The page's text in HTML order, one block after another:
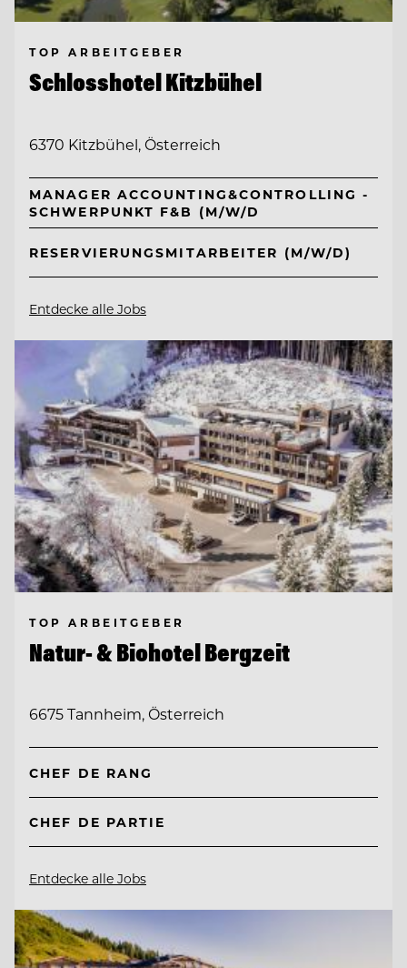
TOP ARBEITGEBER
Schlosshotel Kitzbühel
6370 Kitzbühel, Österreich
MANAGER ACCOUNTING&CONTROLLING -
SCHWERPUNKT F&B (M/W/D
RESERVIERUNGSMITARBEITER (M/W/D)
Entdecke alle Jobs
TOP ARBEITGEBER
Natur- & Biohotel Bergzeit
6675 Tannheim, Österreich
CHEF DE RANG
CHEF DE PARTIE
Entdecke alle Jobs